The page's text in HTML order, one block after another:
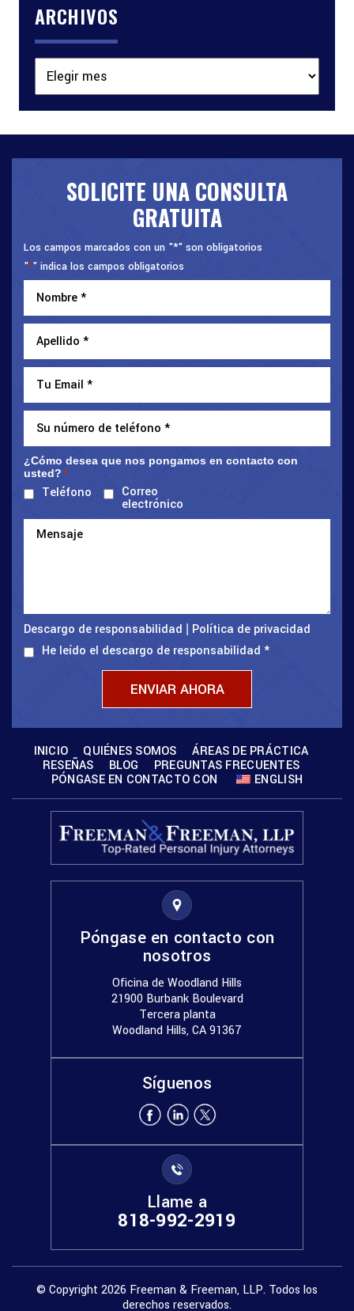
ARCHIVOS
SOLICITE UNA CONSULTA
GRATUITA
Los campos marcados con un "*" son obligatorios
"*" indica los campos obligatorios
¿Cómo desea que nos pongamos en contacto con
usted? *
Teléfono Correo
electrónico
Descargo de responsabilidad
Política de privacidad
He leído el descargo de responsabilidad *
INICIO QUIÉNES SOMOS
ÁREAS DE PRÁCTICA
RESEÑAS
BLOG
PREGUNTAS FRECUENTES
PÓNGASE EN CONTACTO CON
ENGLISH
Póngase en contacto con
nosotros
Oficina de Woodland Hills
21900 Burbank Boulevard
Tercera planta
Woodland Hills, CA 91367
Síguenos
Llame a
818-992-2919
© Copyright 2026 Freeman & Freeman, LLP. Todos los
derechos reservados.